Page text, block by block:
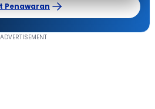
Penawaran